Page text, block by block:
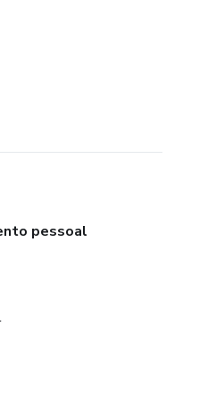
pessoal